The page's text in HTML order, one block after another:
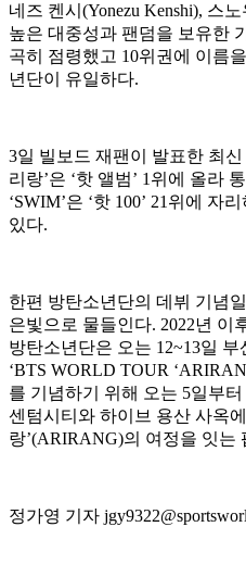
네즈 켄시(Yonezu Kenshi), 스
높은 대중성과 팬덤을 보유한
곡히 점령했고 10위권에 이름
년단이 유일하다.
3일 빌보드 재팬이 발표한 최
리랑’은 ‘핫 앨범’ 1위에 올라
‘SWIM’은 ‘핫 100’ 21위에 자
있다.
한편 방탄소년단의 데뷔 기념
은빛으로 물들인다. 2022년 이
방탄소년단은 오는 12~13일
‘BTS WORLD TOUR
를 기념하기 위해 오는 5일부
센텀시티와 하이브 용산 사옥
랑’(ARIRANG)의 여정을 잇는
정가영 기자